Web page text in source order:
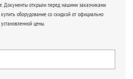
Документы открыли перед нашими заказчиками
оборудование со скидкой от официально
установленной цены.